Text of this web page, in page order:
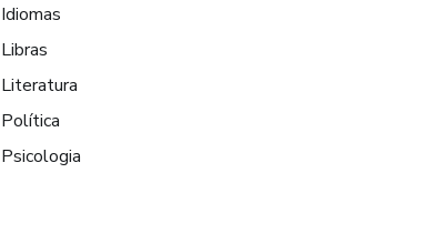
Idiomas
Libras
Literatura
Política
Psicologia